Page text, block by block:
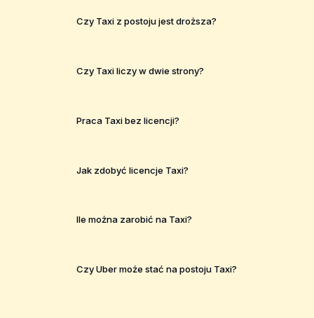
Czy Taxi z postoju jest droższa?
Czy Taxi liczy w dwie strony?
Praca Taxi bez licencji?
Jak zdobyć licencje Taxi?
Ile można zarobić na Taxi?
Czy Uber może stać na postoju Taxi?